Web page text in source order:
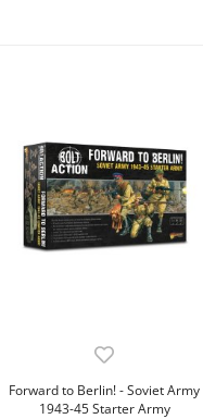
Forward to Berlin! - Soviet Army
1943-45 Starter Army